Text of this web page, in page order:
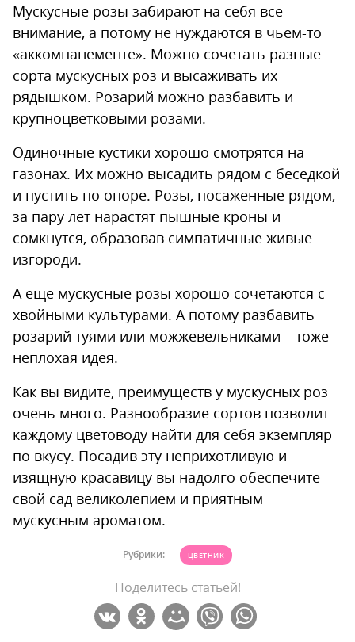
Мускусные розы забирают на себя все
внимание, а потому не нуждаются в чьем-то
«аккомпанементе». Можно сочетать разные
сорта мускусных роз и высаживать их
рядышком. Розарий можно разбавить и
крупноцветковыми розами.
Одиночные кустики хорошо смотрятся на
газонах. Их можно высадить рядом с беседкой
и пустить по опоре. Розы, посаженные рядом,
за пару лет нарастят пышные кроны и
сомкнутся, образовав симпатичные живые
изгороди.
А еще мускусные розы хорошо сочетаются с
хвойными культурами. А потому разбавить
розарий туями или можжевельниками – тоже
неплохая идея.
Как вы видите, преимуществ у мускусных роз
очень много. Разнообразие сортов позволит
каждому цветоводу найти для себя экземпляр
по вкусу. Посадив эту неприхотливую и
изящную красавицу вы надолго обеспечите
свой сад великолепием и приятным
мускусным ароматом.
Рубрики: ЦВЕТНИК
Поделитесь статьей!